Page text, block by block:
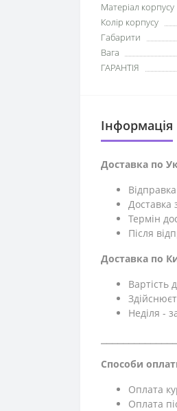
Матеріал корпусу
Колір корпусу
Габарити
Вага
ГАРАНТІЯ
Iнформація
Доставка по
Доставка
Термін
Після
Доставка по
Вартість
Неділя -
Способи
Оплата
Оплата